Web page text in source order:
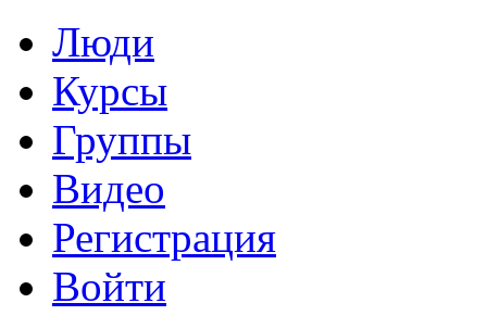
Люди
Курсы
Группы
Видео
Регистрация
Войти